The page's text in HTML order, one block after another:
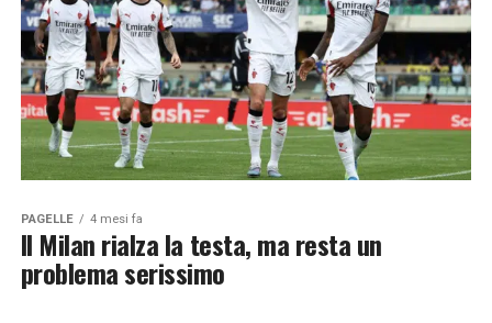
PAGELLE 4 mesi fa
Il Milan rialza la testa, ma resta un
problema serissimo